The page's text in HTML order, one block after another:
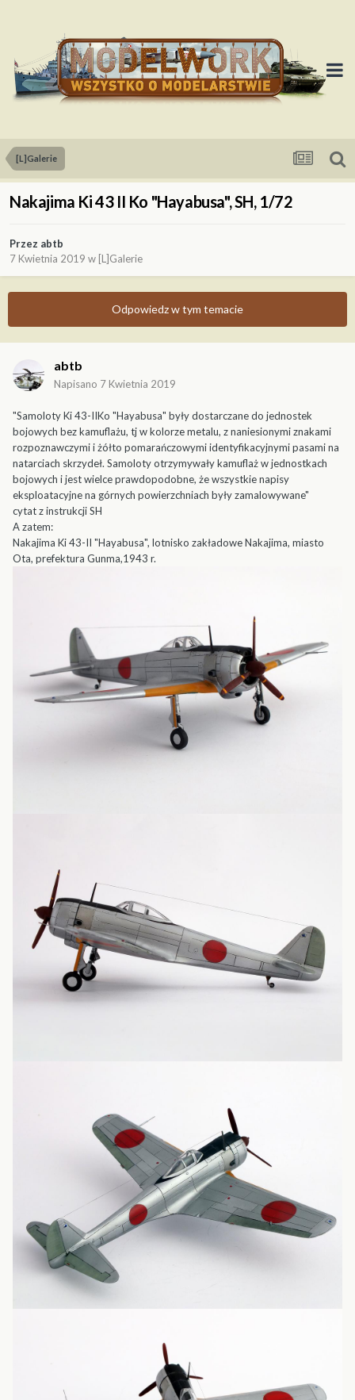
[L]Galerie
Nakajima Ki 43 II Ko "Hayabusa", SH, 1/72
Przez abtb
7 Kwietnia 2019 w [L]Galerie
Odpowiedz w tym temacie
abtb
Napisano 7 Kwietnia 2019
"Samoloty Ki 43-IIKo "Hayabusa" były dostarczane do jednostek
bojowych bez kamuflażu, tj w kolorze metalu, z naniesionymi znakami
rozpoznawczymi i żółto pomarańczowymi identyfikacyjnymi pasami na
natarciach skrzydeł. Samoloty otrzymywały kamuflaż w jednostkach
bojowych i jest wielce prawdopodobne, że wszystkie napisy
eksploatacyjne na górnych powierzchniach były zamalowywane"
cytat z instrukcji SH
A zatem:
Nakajima Ki 43-II "Hayabusa", lotnisko zakładowe Nakajima, miasto
Ota, prefektura Gunma,1943 r.